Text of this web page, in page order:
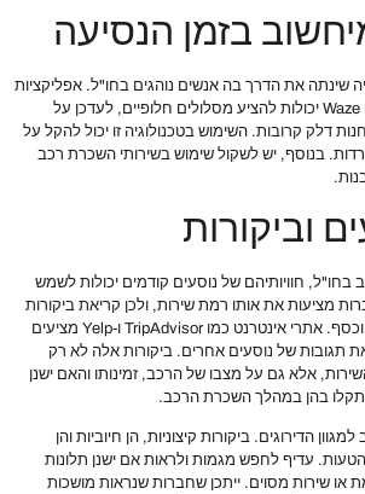
בזמן הנסיעה
שינתה את הדרך בה אנשים נוהגים בחו"ל. אפליקציות
ניווט כמו Google Maps או Waze יכולות להציע מסלולים חלופיים, לעדכן על
דלק קרובות. השימוש בטכנולוגיה זו יכול להקל על
בנוסף, יש לשקול שימוש בשירותי השכרת רכב
וביקורות
חוויותיהם של נוסעים קודמים יכולות לשמש
מציעות את אותו רמת שירות, ולכן קריאת ביקורות
והמלצות יכולה לחסוך זמן וכסף. אתרי אינטרנט כמו TripAdvisor ו-Yelp מציעים
תגובות של נוסעים אחרים. ביקורות אלה לא רק
אלא גם על מצבו של הרכב, זמינותו והאם ישנן
בהן במהלך השכרת הרכב.
הדירוגים. ביקורות קיצוניות, הן חיוביות והן
עדיף לחפש מגמות ולראות אם ישנן תלונות
או שירות מסוים. ייתכן שחברות שנראות מושכות